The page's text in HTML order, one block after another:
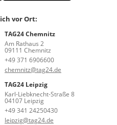
vor Ort:
TAG24 Chemnitz
Am Rathaus 2
09111 Chemnitz
+49 371 6906600
chemnitz@tag24.de
TAG24 Leipzig
Karl-Liebknecht-Straße 8
04107 Leipzig
+49 341 24250430
leipzig@tag24.de